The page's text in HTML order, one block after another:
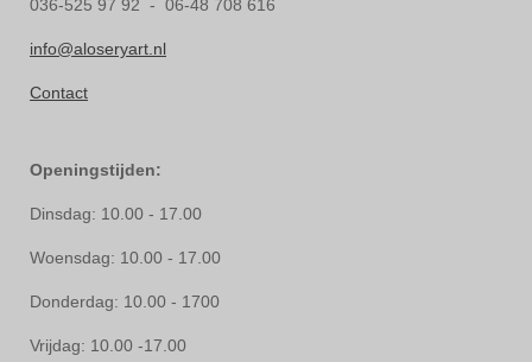
036-525 97 92 - 06-48 708 616
info@aloseryart.nl
Contact
Openingstijden:
Dinsdag: 10.00 - 17.00
Woensdag: 10.00 - 17.00
Donderdag: 10.00 - 1700
Vrijdag: 10.00 -17.00